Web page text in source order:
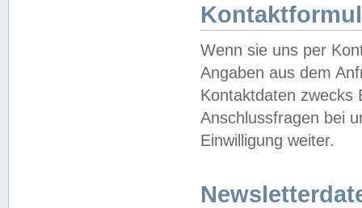
Wenn sie uns per
Angaben aus dem
Kontaktdaten zwecks
Anschlussfragen bei
Einwilligung weiter.